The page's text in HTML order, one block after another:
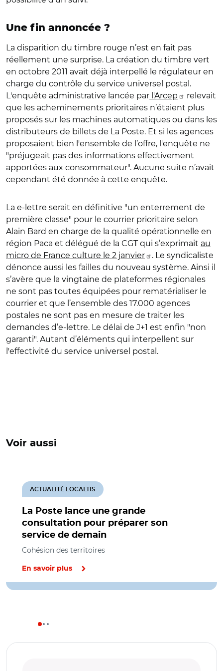
Une fin annoncée ?
La disparition du timbre rouge n’est en fait pas
réellement une surprise. La création du timbre vert
en octobre 2011 avait déjà interpellé le régulateur en
charge du contrôle du service universel postal.
L'enquête administrative lancée par l'Arcep
relevait
que les acheminements prioritaires n’étaient plus
proposés sur les machines automatiques ou dans les
distributeurs de billets de La Poste. Et si les agences
proposaient bien l'ensemble de l’offre, l'enquête ne
"préjugeait pas des informations effectivement
apportées aux consommateur". Aucune suite n’avait
cependant été donnée à cette enquête.
La e-lettre serait en définitive "un enterrement de
première classe" pour le courrier prioritaire selon
Alain Bard en charge de la qualité opérationnelle en
région Paca et délégué de la CGT qui s’exprimait au
micro de France culture le 2 janvier
. Le syndicaliste
dénonce aussi les failles du nouveau système. Ainsi il
s’avère que la vingtaine de plateformes régionales
ne sont pas toutes équipées pour rematérialiser le
courrier et que l’ensemble des 17.000 agences
postales ne sont pas en mesure de traiter les
demandes d’e-lettre. Le délai de J+1 est enfin "non
garanti". Autant d’éléments qui interpellent sur
l'effectivité du service universel postal.
Voir aussi
La Poste lance une grande
consultation pour préparer son
service de demain
ACTUALITÉ LOCALTIS
Cohésion des territoires
En savoir plus